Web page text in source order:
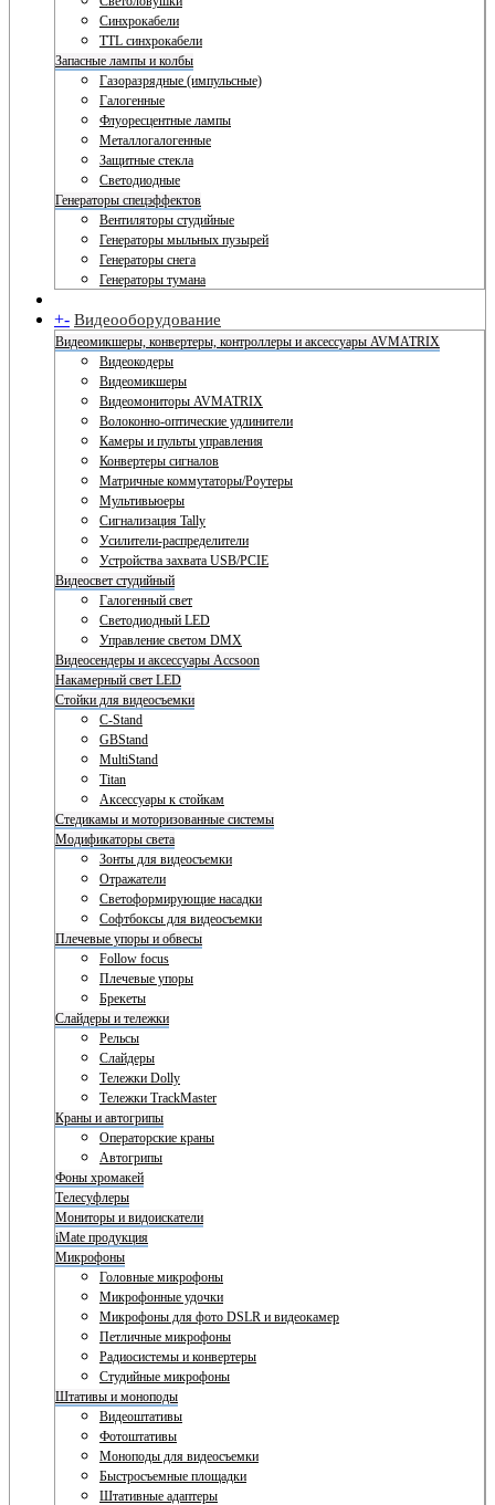
Синхрокабели
TTL синхрокабели
Запасные лампы и колбы
Газоразрядные (импульсные)
Галогенные
Флуоресцентные лампы
Металлогалогенные
Защитные стекла
Светодиодные
Генераторы спецэффектов
Вентиляторы студийные
Генераторы мыльных пузырей
Генераторы снега
Генераторы тумана
+- Видеооборудование
Видеомикшеры, конвертеры, контроллеры и аксессуары AVMATRIX
Видеокодеры
Видеомикшеры
Видеомониторы AVMATRIX
Волоконно-оптические удлинители
Камеры и пульты управления
Конвертеры сигналов
Матричные коммутаторы/Роутеры
Мультивьюеры
Сигнализация Tally
Усилители-распределители
Устройства захвата USB/PCIE
Видеосвет студийный
Галогенный свет
Светодиодный LED
Управление светом DMX
Видеосендеры и аксессуары Accsoon
Накамерный свет LED
Стойки для видеосъемки
C-Stand
GBStand
MultiStand
Titan
Аксессуары к стойкам
Стедикамы и моторизованные системы
Модификаторы света
Зонты для видеосъемки
Отражатели
Светоформирующие насадки
Софтбоксы для видеосъемки
Плечевые упоры и обвесы
Follow focus
Плечевые упоры
Брекеты
Слайдеры и тележки
Рельсы
Слайдеры
Тележки Dolly
Тележки TrackMaster
Краны и автогрипы
Операторские краны
Автогрипы
Фоны хромакей
Телесуфлеры
Мониторы и видоискатели
iMate продукция
Микрофоны
Головные микрофоны
Микрофонные удочки
Микрофоны для фото DSLR и видеокамер
Петличные микрофоны
Радиосистемы и конвертеры
Студийные микрофоны
Штативы и моноподы
Видеоштативы
Фотоштативы
Моноподы для видеосъемки
Быстросъемные площадки
Штативные адаптеры